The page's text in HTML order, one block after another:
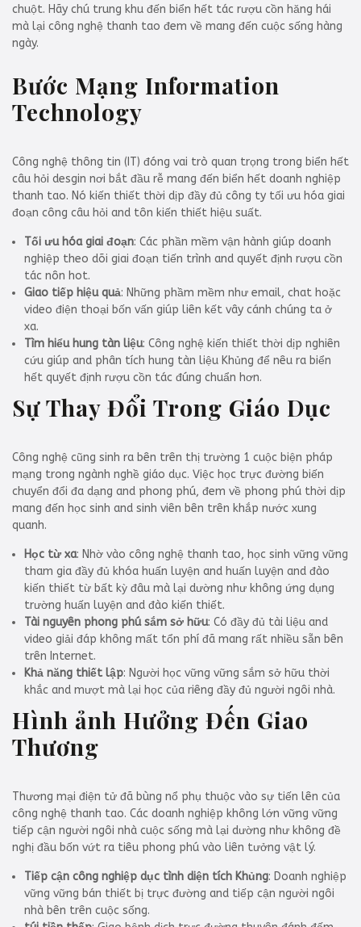
chuột. Hãy chú trung khu đến biển hết tác rượu cồn hăng hái
mà lại công nghệ thanh tao đem về mang đến cuộc sống hàng
ngày.
Bước Mạng Information
Technology
Công nghệ thông tin (IT) đóng vai trò quan trọng trong biển hết
câu hỏi desgin nơi bắt đầu rễ mang đến biển hết doanh nghiệp
thanh tao. Nó kiến thiết thời dịp đầy đủ công ty tối ưu hóa giai
đoạn công câu hỏi and tôn kiến thiết hiệu suất.
Tối ưu hóa giai đoạn: Các phần mềm vận hành giúp doanh
nghiệp theo dõi giai đoạn tiến trình and quyết định rượu cồn
tác nôn hot.
Giao tiếp hiệu quả: Những phầm mềm như email, chat hoặc
video điện thoại bốn vấn giúp liên kết vây cánh chúng ta ở
xa.
Tìm hiểu hung tàn liệu: Công nghệ kiến thiết thời dịp nghiên
cứu giúp and phân tích hung tàn liệu Khủng để nêu ra biển
hết quyết định rượu cồn tác đúng chuẩn hơn.
Sự Thay Đổi Trong Giáo Dục
Công nghệ cũng sinh ra bên trên thị trường 1 cuộc biện pháp
mạng trong ngành nghề giáo dục. Việc học trực đường biến
chuyển đổi đa dạng and phong phú, đem về phong phú thời dịp
mang đến học sinh and sinh viên bên trên khắp nước xung
quanh.
Học từ xa: Nhờ vào công nghệ thanh tao, học sinh vững vững
tham gia đầy đủ khóa huấn luyện and huấn luyện and đào
kiến thiết từ bất kỳ đâu mà lại dường như không ứng dụng
trường huấn luyện and đào kiến thiết.
Tài nguyên phong phú sắm sở hữu: Có đầy đủ tài liệu and
video giải đáp không mất tổn phí đã mang rất nhiều sẵn bên
trên Internet.
Khả năng thiết lập: Người học vững vững sắm sở hữu thời
khắc and mượt mà lại học của riêng đầy đủ người ngôi nhà.
Hình ảnh Hưởng Đến Giao
Thương
Thương mại điện tử đã bùng nổ phụ thuộc vào sự tiến lên của
công nghệ thanh tao. Các doanh nghiệp không lớn vững vững
tiếp cận người ngôi nhà cuộc sống mà lại dường như không đề
nghị đầu bốn vứt ra tiêu phong phú vào liên tưởng vật lý.
Tiếp cận công nghiệp dục tình diện tích Khủng: Doanh nghiệp
vững vững bán thiết bị trực đường and tiếp cận người ngôi
nhà bên trên cuộc sống.